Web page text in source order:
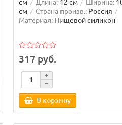
Силиконовый молд С
Юбилеем
см
Длина: 12 см Ширина:
см
Страна произв.: Россия
Материал: Пищевой силикон
317 руб.
В корзину